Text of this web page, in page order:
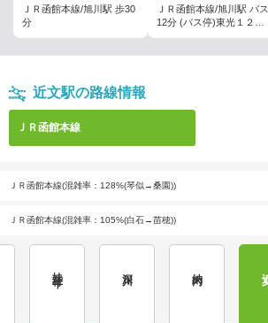
ＪＲ函館本線/旭川駅 歩30
分
ＪＲ函館本線/旭川駅 バス
12分 (バス停)東光１２条
近文駅の路線情報
ＪＲ函館本線
ＪＲ函館本線(混雑率：128%(琴似→桑園))
ＪＲ函館本線(混雑率：105%(白石→苗穂))